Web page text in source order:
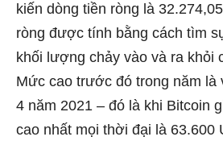
kiến ​​dòng tiền ròng là
ròng được tính bằng cách tìm
khối lượng chảy vào và ra khỏi
Mức cao trước đó trong năm là
4 năm 2021 – đó là khi Bitcoin
cao nhất mọi thời đại là 63.600